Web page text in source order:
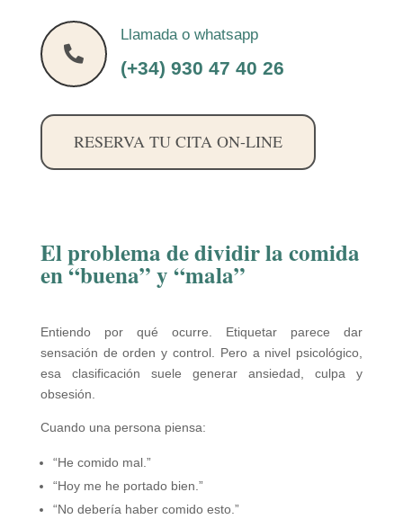

Llamada o whatsapp
(+34) 930 47 40 26
RESERVA TU CITA ON-LINE
El problema de dividir la comida
en “buena” y “mala”
Entiendo por qué ocurre. Etiquetar parece dar
sensación de orden y control. Pero a nivel psicológico,
esa clasificación suele generar ansiedad, culpa y
obsesión.
Cuando una persona piensa:
“He comido mal.”
“Hoy me he portado bien.”
“No debería haber comido esto.”